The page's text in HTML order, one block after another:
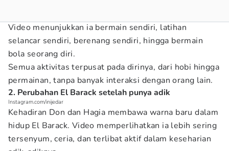
Video menunjukkan ia bermain sendiri, latihan
selancar sendiri, berenang sendiri, hingga bermain
bola seorang diri.
Semua aktivitas terpusat pada dirinya, dari hobi hingga
permainan, tanpa banyak interaksi dengan orang lain.
2. Perubahan El Barack setelah punya adik
Instagram.com/inijedar
Kehadiran Don dan Hagia membawa warna baru dalam
hidup El Barack. Video memperlihatkan ia lebih sering
tersenyum, ceria, dan terlibat aktif dalam keseharian